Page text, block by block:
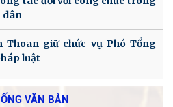
dân
giữ chức vụ Phó Tổng
luật
VĂN BẢN